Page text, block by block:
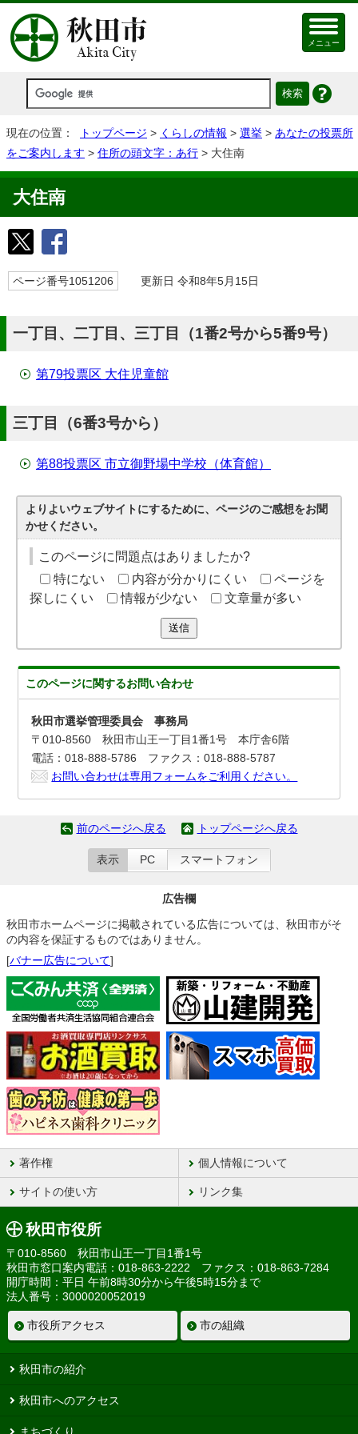
メニュー
現在の位置： トップページ > くらしの情報 > 選挙 > あなたの投票所
をご案内します > 住所の頭文字：あ行 > 大住南
大住南
ページ番号1051206 更新日 令和8年5月15日
一丁目、二丁目、三丁目（1番2号から5番9号）
第79投票区 大住児童館
三丁目（6番3号から）
第88投票区 市立御野場中学校（体育館）
よりよいウェブサイトにするために、ページのご感想をお聞
かせください。
このページに問題点はありましたか?
特にない
内容が分かりにくい
ページを
探しにくい
情報が少ない 文章量が多い
送信
このページに関するお問い合わせ
秋田市選挙管理委員会 事務局
〒010-8560 秋田市山王一丁目1番1号 本庁舎6階
電話：018-888-5786 ファクス：018-888-5787
お問い合わせは専用フォームをご利用ください。
前のページへ戻る トップページへ戻る
表示 PC スマートフォン
広告欄
秋田市ホームページに掲載されている広告については、秋田市がそ
の内容を保証するものではありません。
[バナー広告について]
著作権 個人情報について
サイトの使い方 リンク集
秋田市役所
〒010-8560 秋田市山王一丁目1番1号
秋田市窓口案内電話：018-863-2222 ファクス：018-863-7284
開庁時間：平日 午前8時30分から午後5時15分まで
法人番号：3000020052019
市役所アクセス 市の組織
秋田市の紹介
秋田市へのアクセス